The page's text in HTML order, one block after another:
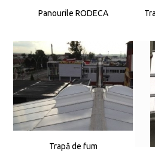
Panourile RODECA
Trapă de fum